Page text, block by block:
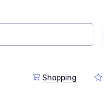
Shopping